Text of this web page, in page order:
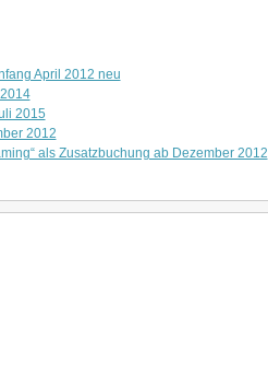
April 2012 neu
2015
2012
als Zusatzbuchung ab Dezember 2012